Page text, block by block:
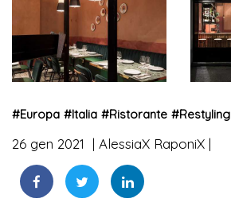
#Europa #Italia #Ristorante #Restyling
26 gen 2021 AlessiaX RaponiX